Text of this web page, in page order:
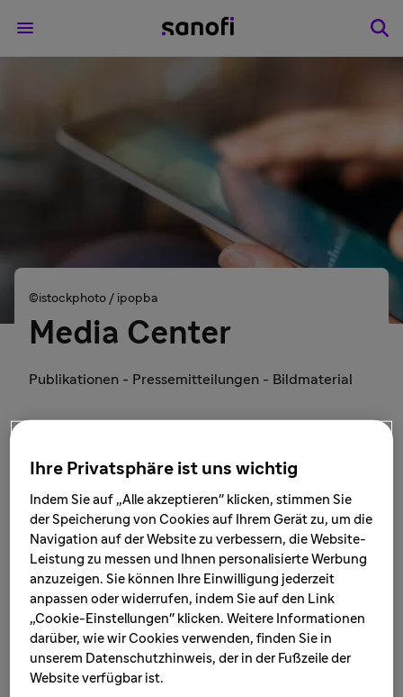
©istockphoto / ipopba
Media Center
Publikationen - Pressemitteilungen - Bildmaterial
17. Juni 2026
Sanofi etabliert Translationales Exzellenz
Center mit der Charité
Zur Pressemitteilung
Ihre Privatsphäre ist uns wichtig
Indem Sie auf „Alle akzeptieren" klicken, stimmen Sie
der Speicherung von Cookies auf Ihrem Gerät zu, um die
Navigation auf der Website zu verbessern, die Website-
Leistung zu messen und Ihnen personalisierte Werbung
anzuzeigen. Sie können Ihre Einwilligung jederzeit
anpassen oder widerrufen, indem Sie auf den Link
„Cookie-Einstellungen" klicken. Weitere Informationen
darüber, wie wir Cookies verwenden, finden Sie in
unserem Datenschutzhinweis, der in der Fußzeile der
Website verfügbar ist.